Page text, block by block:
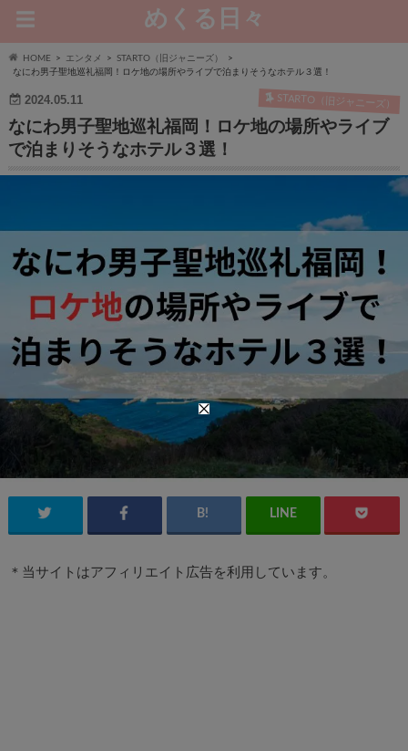
めくる日々
HOME エンタメ
STARTO（旧ジャニーズ）
なにわ男子聖地巡礼福岡！ロケ地の場所やライブで泊まりそうなホテル３選！
2024.05.11 STARTO（旧ジャニーズ）
なにわ男子聖地巡礼福岡！ロケ地の場所やライブ
で泊まりそうなホテル３選！
＊当サイトはアフィリエイト広告を利用しています。